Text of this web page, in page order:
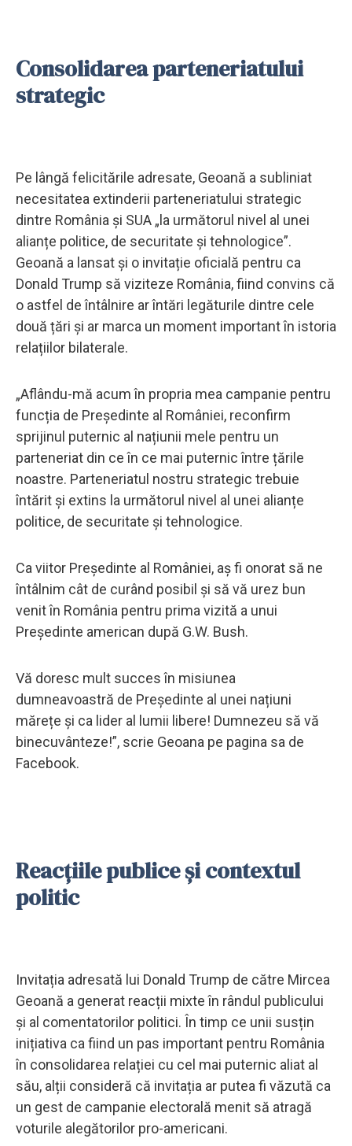
Consolidarea parteneriatului
strategic
Pe lângă felicitările adresate, Geoană a subliniat
necesitatea extinderii parteneriatului strategic
dintre România și SUA „la următorul nivel al unei
alianțe politice, de securitate și tehnologice”.
Geoană a lansat și o invitație oficială pentru ca
Donald Trump să viziteze România, fiind convins că
o astfel de întâlnire ar întări legăturile dintre cele
două țări și ar marca un moment important în istoria
relațiilor bilaterale.
„Aflându-mă acum în propria mea campanie pentru
funcția de Președinte al României, reconfirm
sprijinul puternic al națiunii mele pentru un
parteneriat din ce în ce mai puternic între țările
noastre. Parteneriatul nostru strategic trebuie
întărit și extins la următorul nivel al unei alianțe
politice, de securitate și tehnologice.
Ca viitor Președinte al României, aș fi onorat să ne
întâlnim cât de curând posibil și să vă urez bun
venit în România pentru prima vizită a unui
Președinte american după G.W. Bush.
Vă doresc mult succes în misiunea
dumneavoastră de Președinte al unei națiuni
mărețe și ca lider al lumii libere! Dumnezeu să vă
binecuvânteze!”, scrie Geoana pe pagina sa de
Facebook.
Reacțiile publice și contextul
politic
Invitația adresată lui Donald Trump de către Mircea
Geoană a generat reacții mixte în rândul publicului
și al comentatorilor politici. În timp ce unii susțin
inițiativa ca fiind un pas important pentru România
în consolidarea relației cu cel mai puternic aliat al
său, alții consideră că invitația ar putea fi văzută ca
un gest de campanie electorală menit să atragă
voturile alegătorilor pro-americani.